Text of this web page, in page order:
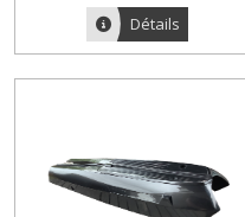
Détails